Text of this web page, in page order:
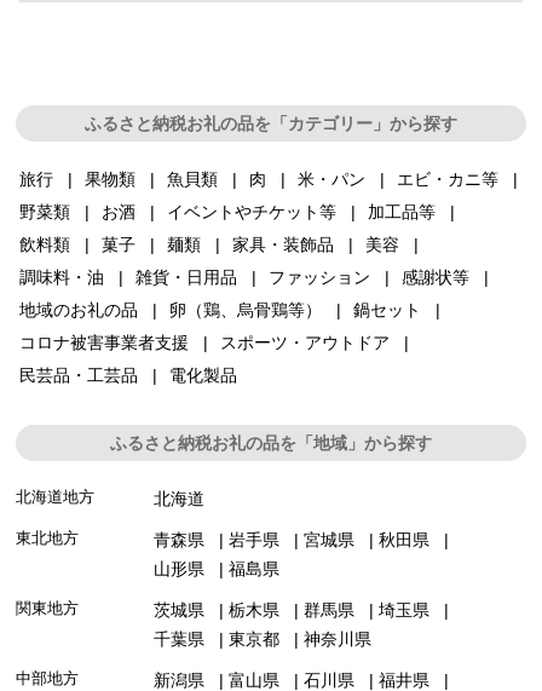
ふるさと納税お礼の品を「カテゴリー」から探す
旅行 果物類 魚貝類 肉 米・パン
エビ・カニ等
野菜類
お酒 イベントやチケット等
加工品等
飲料類
菓子 麺類 家具・装飾品
美容
調味料・油
雑貨・日用品 ファッション
感謝状等
地域のお礼の品
卵（鶏、烏骨鶏等）
鍋セット
コロナ被害事業者支援
スポーツ・アウトドア
民芸品・工芸品
電化製品
ふるさと納税お礼の品を「地域」から探す
北海道地方 北海道
東北地方 青森県 岩手県 宮城県
秋田県
山形県
福島県
関東地方 茨城県 栃木県 群馬県
埼玉県
千葉県
東京都 神奈川県
中部地方 新潟県 富山県 石川県
福井県